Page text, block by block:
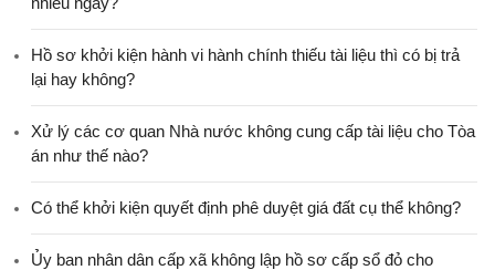
Hồ sơ khởi kiện hành vi hành chính thiếu tài liệu thì có bị trả
lại hay không?
Xử lý các cơ quan Nhà nước không cung cấp tài liệu cho Tòa
án như thế nào?
Có thể khởi kiện quyết định phê duyệt giá đất cụ thể không?
Ủy ban nhân dân cấp xã không lập hồ sơ cấp sổ đỏ cho